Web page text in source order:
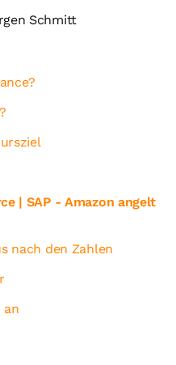
Schmitt
| SAP - Amazon angelt
nach den Zahlen
an